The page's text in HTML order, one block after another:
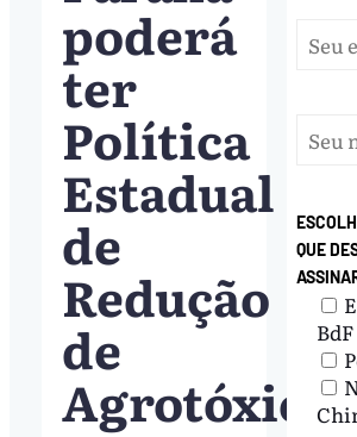
poderá
ter
Política
Estadual
de
Redução
de
Agrotóxicos
QUE
BdF